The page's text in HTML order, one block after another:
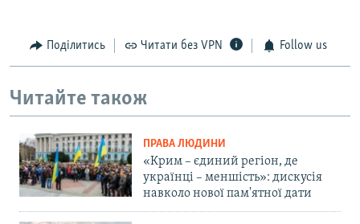
Поділитись Читати без VPN Follow us
Читайте також
ПРАВА ЛЮДИНИ
«Крим – єдиний регіон, де
українці – меншість»: дискусія
навколо нової пам'ятної дати